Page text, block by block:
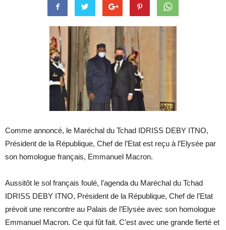
Comme annoncé, le Maréchal du Tchad IDRISS DEBY ITNO,
Président de la République, Chef de l’Etat est reçu à l’Elysée par
son homologue français, Emmanuel Macron.
Aussitôt le sol français foulé, l’agenda du Maréchal du Tchad
IDRISS DEBY ITNO, Président de la République, Chef de l’Etat
prévoit une rencontre au Palais de l’Elysée avec son homologue
Emmanuel Macron. Ce qui fût fait. C’est avec une grande fierté et